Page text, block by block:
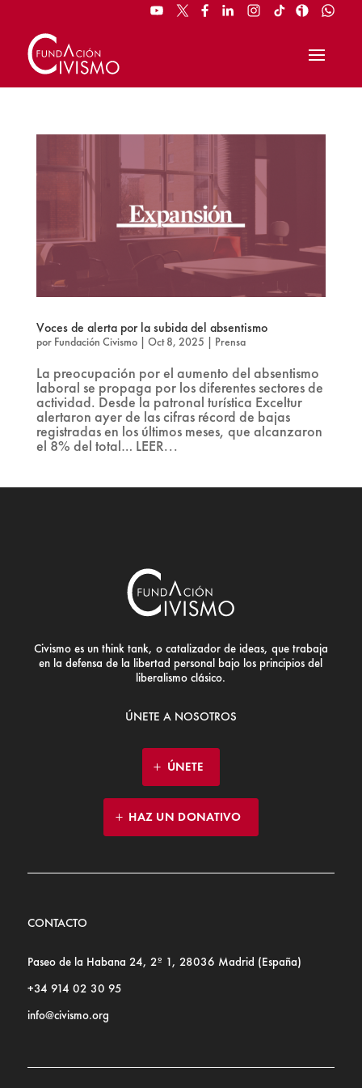
Voces de alerta por la subida del absentismo
por Fundación Civismo| Oct 8, 2025 Prensa
La preocupación por el aumento del absentismo
laboral se propaga por los diferentes sectores de
actividad. Desde la patronal turística Exceltur
alertaron ayer de las cifras récord de bajas
registradas en los últimos meses, que alcanzaron
el 8% del total… LEER...
Civismo es un think tank, o catalizador de ideas, que trabaja
en la defensa de la libertad personal bajo los principios del
liberalismo clásico.
ÚNETE A NOSOTROS
ÚNETE
HAZ UN DONATIVO
CONTACTO
Paseo de la Habana 24, 2º 1, 28036 Madrid (España)
+34 914 02 30 95
info@civismo.org